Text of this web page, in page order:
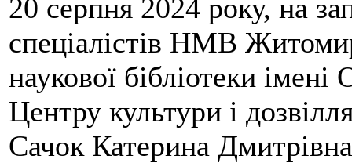
20 серпня 2024 року, на
спеціалістів НМВ
наукової бібліотеки
Центру культури і
Сачок Катерина